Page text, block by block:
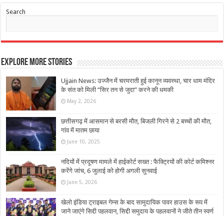
Search
Explore More Stories
Ujjain News: उज्जैन में चरमराती हुई कानून व्यवस्था, चार धाम मंदिर
के संत को मिली “सिर तन से जुदा” करने की धमकी
May 2, 2026
छत्तीसगढ़ में आसमान से बरसी मौत, बिजली गिरने से 2 बच्चों की मौत,
गांव में मातम छाया
June 10, 2025
नदियों में प्रदूषण मामले में हाईकोर्ट सख्त : फैक्ट्रियों की कोर्ट कमिश्नर
करेंगे जांच, 6 जुलाई को होगी अगली सुनवाई
June 5, 2026
खेलो इंडिया ट्राइबल गेम्स के बाद सामुदायिक पावर हाउस के रूप में
जाने जाएंगे सिद्दी पहलवान, सिद्दी समुदाय के पहलवानों ने जीते तीन स्वर्ण